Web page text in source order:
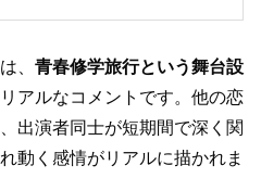
、 青春修学旅行という舞台設
アルなコメントです。他の恋
出演者同士が短期間で深く関
動く感情がリアルに描かれま